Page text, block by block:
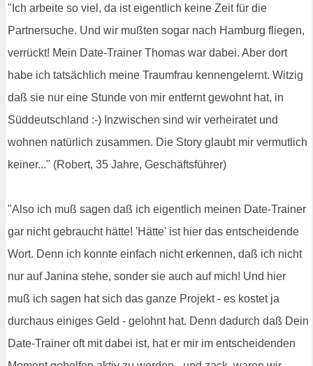
"Ich arbeite so viel, da ist eigentlich keine Zeit für die
Partnersuche. Und wir mußten sogar nach Hamburg fliegen,
verrückt! Mein Date-Trainer Thomas war dabei. Aber dort
habe ich tatsächlich meine Traumfrau kennengelernt. Witzig
daß sie nur eine Stunde von mir entfernt gewohnt hat, in
Süddeutschland :-) Inzwischen sind wir verheiratet und
wohnen natürlich zusammen. Die Story glaubt mir vermutlich
keiner..." (Robert, 35 Jahre, Geschäftsführer)
"Also ich muß sagen daß ich eigentlich meinen Date-Trainer
gar nicht gebraucht hätte! 'Hätte' ist hier das entscheidende
Wort. Denn ich konnte einfach nicht erkennen, daß ich nicht
nur auf Janina stehe, sonder sie auch auf mich! Und hier
muß ich sagen hat sich das ganze Projekt - es kostet ja
durchaus einiges Geld - gelohnt hat. Denn dadurch daß Dein
Date-Trainer oft mit dabei ist, hat er mir im entscheidenden